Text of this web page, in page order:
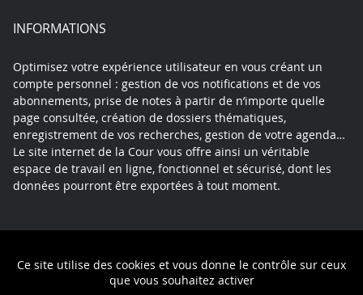
Ce site utilise des cookies et vous donne le contrôle sur ceux
que vous souhaitez activer
INFORMATIONS
Optimisez votre expérience utilisateur en vous créant un
compte personnel : gestion de vos notifications et de vos
abonnements, prise de notes à partir de n’importe quelle
page consultée, création de dossiers thématiques,
enregistrement de vos recherches, gestion de votre agenda…
Le site internet de la Cour vous offre ainsi un véritable
espace de travail en ligne, fonctionnel et sécurisé, dont les
données pourront être exportées à tout moment.
Politique de confidentialité